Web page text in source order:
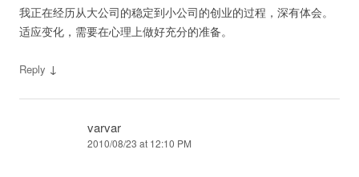
我正在经历从大公司的稳定到小公司的创业的过程，深有体会。
适应变化，需要在心理上做好充分的准备。
Reply ↓
varvar
2010/08/23 at 12:10 PM